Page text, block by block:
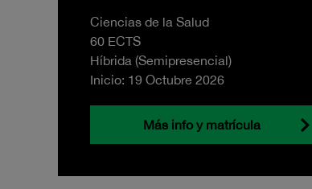
Ciencias de la Salud
60 ECTS
Híbrida (Semipresencial)
Inicio: 19 Octubre 2026
Más info y matrícula